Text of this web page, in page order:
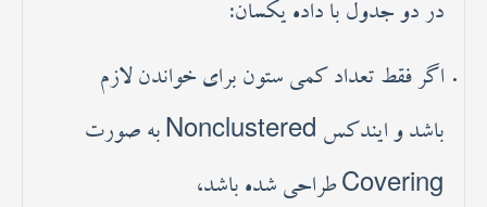
در دو جدول با داده یکسان:
اگر فقط تعداد کمی ستون برای خواندن لازم
باشد و ایندکس Nonclustered به صورت
Covering طراحی شده باشد،